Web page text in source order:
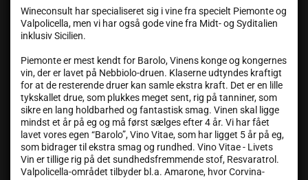
Wineconsult har specialiseret sig i vine fra specielt Piemonte og
Valpolicella, men vi har også gode vine fra Midt- og Syditalien
inklusiv Sicilien.
Piemonte er mest kendt for Barolo, Vinens konge og kongernes
vin, der er lavet på Nebbiolo-druen. Klaserne udtyndes kraftigt
for at de resterende druer kan samle ekstra kraft. Det er en lille
tykskallet drue, som plukkes meget sent, rig på tanniner, som
sikre en lang holdbarhed og fantastisk smag. Vinen skal ligge
mindst et år på eg og må først sælges efter 4 år. Vi har fået
lavet vores egen “Barolo”, Vino Vitae, som har ligget 5 år på eg,
som bidrager til ekstra smag og rundhed. Vino Vitae - Livets
Vin er tillige rig på det sundhedsfremmende stof, Resvaratrol.
Valpolicella-området tilbyder bl.a. Amarone, hvor Corvina-